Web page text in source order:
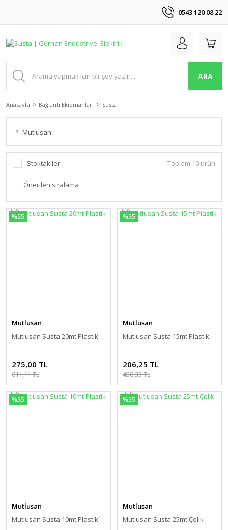
0543 120 08 22
ARA
Anasayfa Bağlantı Ekipmanları Susta
Mutlusan
Stoktakiler Toplam 10 ürün
%55
Mutlusan
Mutlusan Susta 20mt Plastik
275,00 TL
611,11 TL
%55
Mutlusan
Mutlusan Susta 15mt Plastik
206,25 TL
458,33 TL
%55
Mutlusan
Mutlusan Susta 10mt Plastik
%55
Mutlusan
Mutlusan Susta 25mt Çelik